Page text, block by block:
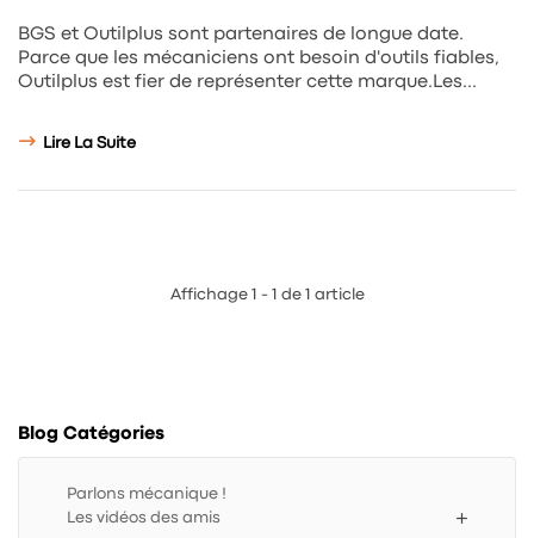
BGS et Outilplus sont partenaires de longue date.
Parce que les mécaniciens ont besoin d'outils fiables,
Outilplus est fier de représenter cette marque.Les...
Lire La Suite
Affichage 1 - 1 de 1 article
Blog Catégories
Parlons mécanique !
Les vidéos des amis
add